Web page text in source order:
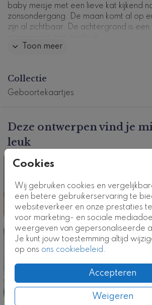
Cookies
Wij gebruiken cookies en
een betere gebruikerservaring te
websiteverkeer en onze prestaties
voor marketing- en sociale
weergeven van gepersonaliseerde
Je kunt jouw toestemming altijd
op ons ons cookiebeleid.
Accepteren
Weigeren
baby meisje met een lieve kat kijkend
zonsondergang. De maan komt al op
zijn al zichtbaar. De achtergrond is
we ons standaard eco papier circle.
drukproef om het resultaat te
deze stijl.
Kaartcode: DP-0756-m2
Toon meer
Collectie
Geboortekaartjes
Deze ontwerpen vind je
leuk